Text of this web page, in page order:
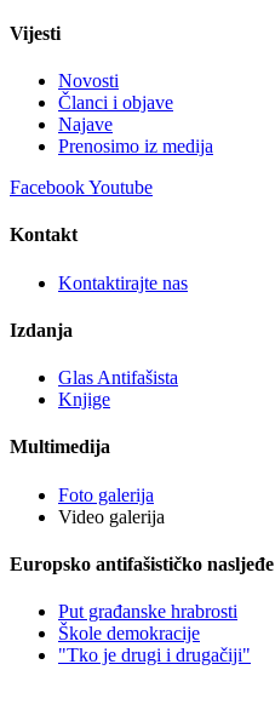
Vijesti
Novosti
Članci i objave
Najave
Prenosimo iz medija
FacebookYoutube
Kontakt
Kontaktirajte nas
Izdanja
Glas Antifašista
Knjige
Multimedija
Foto galerija
Video galerija
Europsko antifašističko nasljeđe
Put građanske hrabrosti
Škole demokracije
"Tko je drugi i drugačiji"